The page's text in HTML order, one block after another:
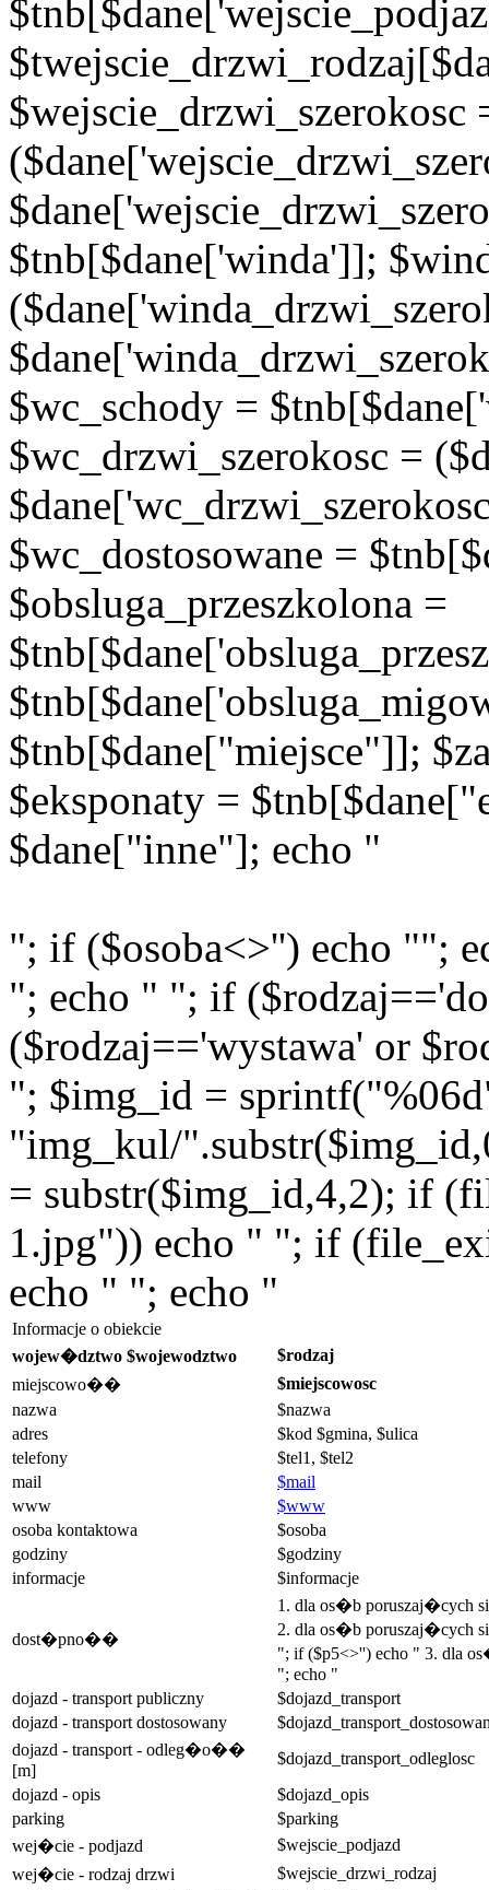
$wejscie_drzwi_szerokosc
$tnb[$dane['winda']];
$wc_schody =
$wc_drzwi_szerokosc =
$wc_dostosowane =
$obsluga_przeszkolona =
$tnb[$dane["miejsce"]];
$eksponaty =
$dane["inne"]; echo "
"; if ($osoba<>'') echo "";
"; echo " "; if
($rodzaj=='wystawa' or
"; $img_id =
"img_kul/
= substr($img_id,4,2); if
1.jpg")) echo " "; if
echo " "; echo "
Informacje o obiekcie
wojew�dztwo $wojewodztwo
$rodzaj
miejscowo��
$miejscowosc
nazwa
$nazwa
adres
$kod $gmina, $ulica
telefony
$tel1, $tel2
mail
$mail
www
$www
osoba kontaktowa
$osoba
godziny
$godziny
informacje
$informacje
dost�pno��
1. dla os�b poruszaj�cych
2. dla os�b poruszaj�cych
"; if ($p5<>'') echo " 3. dla
"; echo "
dojazd - transport publiczny
$dojazd_transport
dojazd - transport dostosowany
dojazd - transport - odleg�o��
[m]
$dojazd_transport_odleglosc
dojazd - opis
$dojazd_opis
parking
$parking
wej�cie - podjazd
$wejscie_podjazd
wej�cie - rodzaj drzwi
$wejscie_drzwi_rodzaj